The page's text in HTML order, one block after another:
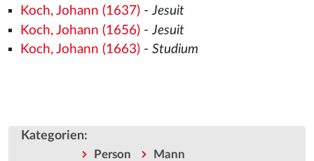
Koch, Johann (1637)-Jesuit
Koch, Johann (1656)- Jesuit
Koch, Johann (1663)- Studium
Kategorien:
Person
Mann